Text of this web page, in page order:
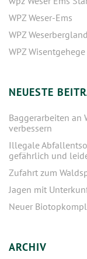
WPZ Weser-Ems
WPZ Weserbergland
WPZ Wisentgehege
NEUESTE
Baggerarbeiten an
verbessern
Illegale
gefährlich und
Zufahrt zum
Jagen mit
Neuer
ARCHIV